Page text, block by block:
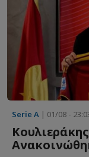
Serie A | 01/08 -